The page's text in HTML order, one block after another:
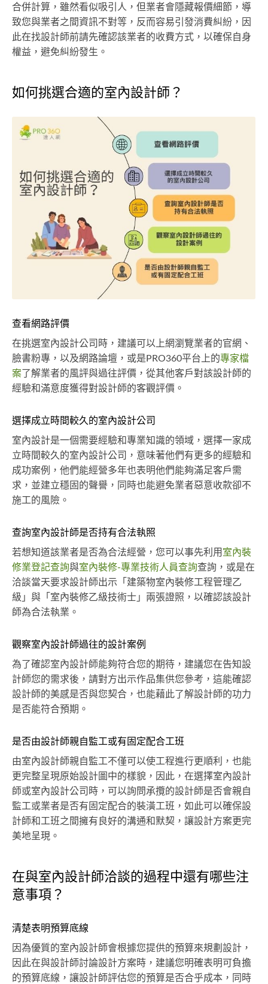
合併計算，雖然看似吸引人，但業者會隱藏報價細節，導
致您與業者之間資訊不對等，反而容易引發消費糾紛，因
此在找設計師前請先確認該業者的收費方式，以確保自身
權益，避免糾紛發生。
如何挑選合適的室內設計師？
查看網路評價
在挑選室內設計公司時，建議可以上網瀏覽業者的官網、
臉書粉專，以及網路論壇，或是PRO360平台上的專家檔
案 了解業者的風評與過往評價，從其他客戶對該設計師的
經驗和滿意度獲得對設計師的客觀評價。
選擇成立時間較久的室內設計公司
室內設計是一個需要經驗和專業知識的領域，選擇一家成
立時間較久的室內設計公司，意味著他們有更多的經驗和
成功案例，他們能經營多年也表明他們能夠滿足客戶需
求，並建立穩固的聲譽，同時也能避免業者惡意收款卻不
施工的風險。
查詢室內設計師是否持有合法執照
若想知道該業者是否為合法經營，您可以事先利用 室內裝
修業登記查詢與室內裝修-專業技術人員查詢查詢，或是在
洽談當天要求設計師出示「建築物室內裝修工程管理乙
級」與「室內裝修乙級技術士」兩張證照，以確認該設計
師為合法執業。
觀察室內設計師過往的設計案例
為了確認室內設計師能夠符合您的期待，建議您在告知設
計師您的需求後，請對方出示作品集供您參考，這能確認
設計師的美感是否與您契合，也能藉此了解設計師的功力
是否能符合預期。
是否由設計師親自監工或有固定配合工班
由室內設計師親自監工不僅可以使工程進行更順利，也能
更完整呈現原始設計圖中的樣貌，因此，在選擇室內設計
師或室內設計公司時，可以詢問承攬的設計師是否會親自
監工或業者是否有固定配合的裝潢工班，如此可以確保設
計師和工班之間擁有良好的溝通和默契，讓設計方案更完
美地呈現。
在與室內設計師洽談的過程中還有哪些注
意事項？
清楚表明預算底線
因為優質的室內設計師會根據您提供的預算來規劃設計，
因此在與設計師討論設計方案時，建議您明確表明可負擔
的預算底線，讓設計師評估您的預算是否合乎成本，同時